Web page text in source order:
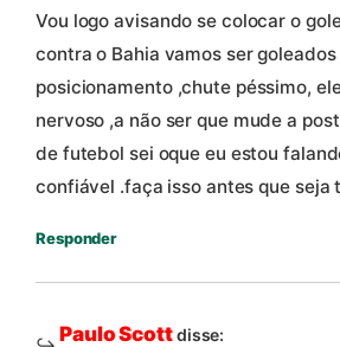
Vou logo avisando se colocar o
contra o Bahia vamos ser
posicionamento ,chute péssimo,
nervoso ,a não ser que mude a
de futebol sei oque eu estou
confiável .faça isso antes que seja
Responder
Paulo Scottdisse: